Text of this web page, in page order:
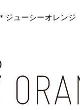
ジューシーオレンジ